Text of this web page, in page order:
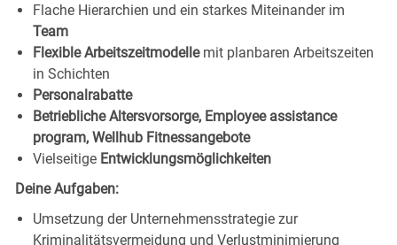
Flache Hierarchien und ein starkes Miteinander im
Team
Flexible Arbeitszeitmodelle mit planbaren Arbeitszeiten
in Schichten
Personalrabatte
Betriebliche Altersvorsorge, Employee assistance
program, Wellhub Fitnessangebote
Vielseitige Entwicklungsmöglichkeiten
DeineAufgaben:
Umsetzung der Unternehmensstrategie zur
Kriminalitätsvermeidung und Verlustminimierung